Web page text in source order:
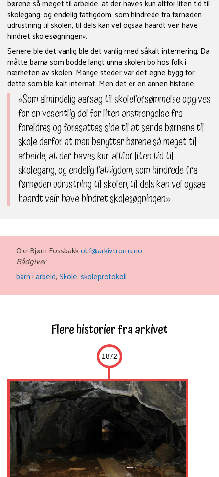
børene så meget til arbeide, at der haves kun altfor liten tid til
skolegang, og endelig fattigdom, som hindrede fra førnøden
udrustning til skolen, til dels kan vel ogsaa haardt veir have
hindret skolesøgningen».
Senere ble det vanlig ble det vanlig med såkalt internering. Da
måtte barna som bodde langt unna skolen bo hos folk i
nærheten av skolen. Mange steder var det egne bygg for
dette som ble kalt internat. Men det er en annen historie.
«Som almindelig aarsag til skoleforsømmelse opgives
for en vesentlig del for liten anstrengelse fra
foreldres og foresattes side til at sende børnene til
skole derfor at man benytter børene så meget til
arbeide, at der haves kun altfor liten tid til
skolegang, og endelig fattigdom, som hindrede fra
førnøden udrustning til skolen, til dels kan vel ogsaa
haardt veir have hindret skolesøgningen»
Ole-Bjørn Fossbakkobf@arkivtroms.no
Rådgiver
barn i arbeid,Skole,skoleprotokoll
Flere historier fra arkivet
1872